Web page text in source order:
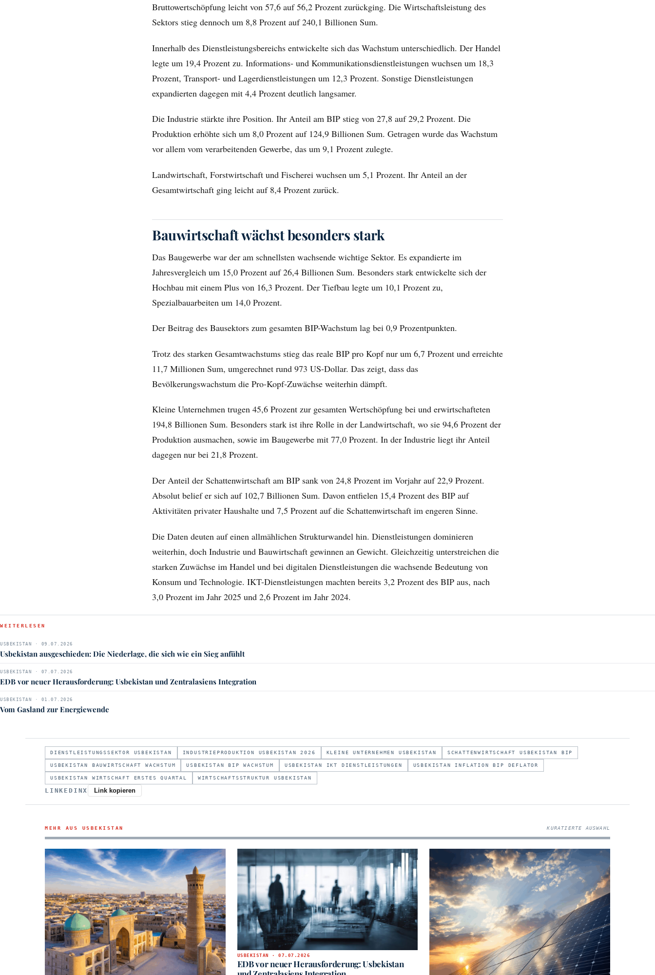
Bruttowertschöpfung leicht von 57,6 auf 56,2 Prozent zurückging. Die Wirtschaftsleistung des
Sektors stieg dennoch um 8,8 Prozent auf 240,1 Billionen Sum.
Innerhalb des Dienstleistungsbereichs entwickelte sich das Wachstum unterschiedlich. Der Handel
legte um 19,4 Prozent zu. Informations- und Kommunikationsdienstleistungen wuchsen um 18,3
Prozent, Transport- und Lagerdienstleistungen um 12,3 Prozent. Sonstige Dienstleistungen
expandierten dagegen mit 4,4 Prozent deutlich langsamer.
Die Industrie stärkte ihre Position. Ihr Anteil am BIP stieg von 27,8 auf 29,2 Prozent. Die
Produktion erhöhte sich um 8,0 Prozent auf 124,9 Billionen Sum. Getragen wurde das Wachstum
vor allem vom verarbeitenden Gewerbe, das um 9,1 Prozent zulegte.
Landwirtschaft, Forstwirtschaft und Fischerei wuchsen um 5,1 Prozent. Ihr Anteil an der
Gesamtwirtschaft ging leicht auf 8,4 Prozent zurück.
Bauwirtschaft wächst besonders stark
Das Baugewerbe war der am schnellsten wachsende wichtige Sektor. Es expandierte im
Jahresvergleich um 15,0 Prozent auf 26,4 Billionen Sum. Besonders stark entwickelte sich der
Hochbau mit einem Plus von 16,3 Prozent. Der Tiefbau legte um 10,1 Prozent zu,
Spezialbauarbeiten um 14,0 Prozent.
Der Beitrag des Bausektors zum gesamten BIP-Wachstum lag bei 0,9 Prozentpunkten.
Trotz des starken Gesamtwachstums stieg das reale BIP pro Kopf nur um 6,7 Prozent und erreichte
11,7 Millionen Sum, umgerechnet rund 973 US-Dollar. Das zeigt, dass das
Bevölkerungswachstum die Pro-Kopf-Zuwächse weiterhin dämpft.
Kleine Unternehmen trugen 45,6 Prozent zur gesamten Wertschöpfung bei und erwirtschafteten
194,8 Billionen Sum. Besonders stark ist ihre Rolle in der Landwirtschaft, wo sie 94,6 Prozent der
Produktion ausmachen, sowie im Baugewerbe mit 77,0 Prozent. In der Industrie liegt ihr Anteil
dagegen nur bei 21,8 Prozent.
Der Anteil der Schattenwirtschaft am BIP sank von 24,8 Prozent im Vorjahr auf 22,9 Prozent.
Absolut belief er sich auf 102,7 Billionen Sum. Davon entfielen 15,4 Prozent des BIP auf
Aktivitäten privater Haushalte und 7,5 Prozent auf die Schattenwirtschaft im engeren Sinne.
Die Daten deuten auf einen allmählichen Strukturwandel hin. Dienstleistungen dominieren
weiterhin, doch Industrie und Bauwirtschaft gewinnen an Gewicht. Gleichzeitig unterstreichen die
starken Zuwächse im Handel und bei digitalen Dienstleistungen die wachsende Bedeutung von
Konsum und Technologie. IKT-Dienstleistungen machten bereits 3,2 Prozent des BIP aus, nach
3,0 Prozent im Jahr 2025 und 2,6 Prozent im Jahr 2024.
WEITERLESEN
USBEKISTAN · 09.07.2026
Usbekistan ausgeschieden: Die Niederlage, die sich wie ein Sieg anfühlt
USBEKISTAN · 07.07.2026
EDB vor neuer Herausforderung: Usbekistan und Zentralasiens Integration
USBEKISTAN · 01.07.2026
Vom Gasland zur Energiewende
DIENSTLEISTUNGSSEKTOR USBEKISTAN INDUSTRIEPRODUKTION USBEKISTAN 2026 KLEINE UNTERNEHMEN USBEKISTAN SCHATTENWIRTSCHAFT USBEKISTAN BIP
USBEKISTAN BAUWIRTSCHAFT WACHSTUM USBEKISTAN BIP WACHSTUM USBEKISTAN IKT DIENSTLEISTUNGEN USBEKISTAN INFLATION BIP DEFLATOR
USBEKISTAN WIRTSCHAFT ERSTES QUARTAL WIRTSCHAFTSSTRUKTUR USBEKISTAN
LINKEDINX Link kopieren
MEHR AUS USBEKISTAN KURATIERTE AUSWAHL
USBEKISTAN · 07.07.2026
EDB vor neuer Herausforderung: Usbekistan